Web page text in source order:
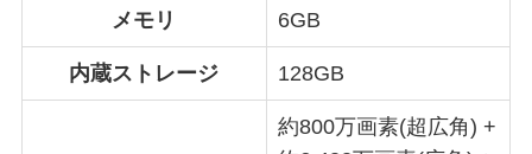
メモリ 6GB
内蔵ストレージ 128GB
約800万画素(超広角) +